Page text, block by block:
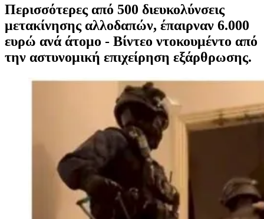
Περισσότερες από 500 διευκολύνσεις
μετακίνησης αλλοδαπών, έπαιρναν 6.000
ευρώ ανά άτομο - Βίντεο ντοκουμέντο από
την αστυνομική επιχείρηση εξάρθρωσης.